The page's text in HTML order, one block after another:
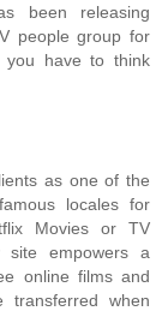
been releasing
people group for
you have to think
as one of the
locales for
Movies or TV
site empowers a
online films and
transferred when